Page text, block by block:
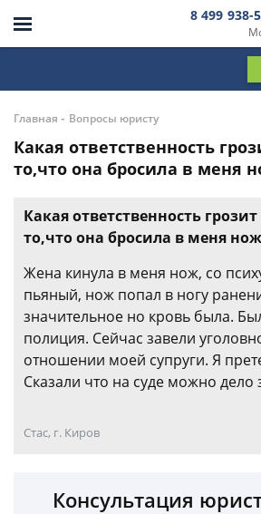
8 499 938-
Главная - Вопросы юристу
Какая ответственность
то,что она бросила в меня
Какая ответственность грозит
то,что она бросила в меня
Жена кинула в меня нож, со
пьяный, нож попал в ногу
значительное но кровь была.
полиция. Сейчас завели
отношении моей супруги. Я
Сказали что на суде можно дело
Стас, г. Киров
Консультация